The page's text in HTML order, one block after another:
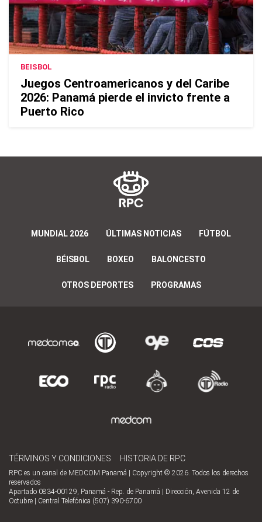
BEISBOL
Juegos Centroamericanos y del Caribe
2026: Panamá pierde el invicto frente a
Puerto Rico
MUNDIAL 2026 ÚLTIMAS NOTICIAS FÚTBOL
BÉISBOL BOXEO BALONCESTO
OTROS DEPORTES PROGRAMAS
TÉRMINOS Y CONDICIONES HISTORIA DE RPC
RPC es un canal de MEDCOM Panamá | Copyright © 2026. Todos los derechos
reservados
Apartado 0834-00129, Panamá - Rep. de Panamá | Dirección, Avenida 12 de
Octubre | Central Telefónica (507) 390-6700